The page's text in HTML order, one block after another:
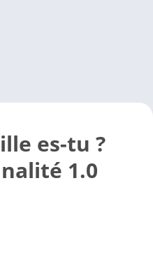
es-tu ?
1.0